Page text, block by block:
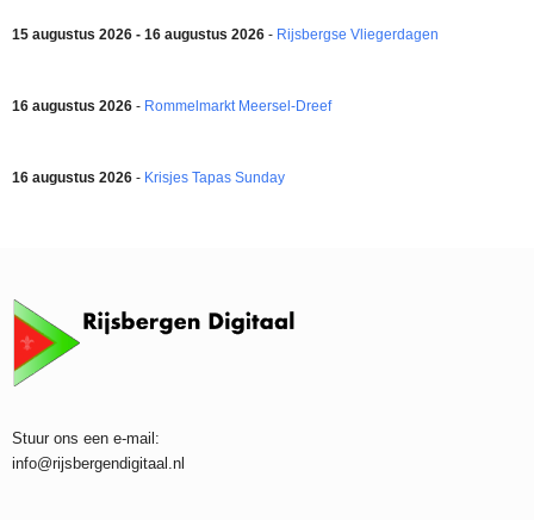
15 augustus 2026 - 16 augustus 2026 - Rijsbergse Vliegerdagen
16 augustus 2026 - Rommelmarkt Meersel-Dreef
16 augustus 2026 - Krisjes Tapas Sunday
Stuur ons een e-mail:
info@rijsbergendigitaal.nl